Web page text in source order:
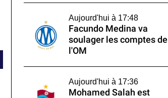
Aujourd'hui à 17:48
Facundo Medina va
soulager les comptes de
l'OM
Aujourd'hui à 17:36
Mohamed Salah est